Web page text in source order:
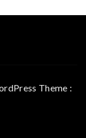
Theme :